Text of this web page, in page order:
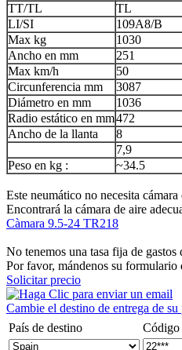
TT/TL
TL
LI/SI
109A8/B
Max kg
1030
Ancho en mm
251
Max km/h
50
Circunferencia mm
3087
Diámetro en mm
1036
Radio estático en mm472
Ancho de la llanta
8
7,9
Peso en kg :
~34.5
Este neumático no necesita
Encontrará la cámara de aire
Càmara 9.5-24 TR218
No tenemos una tasa fija de
Por favor, mándenos su formulario
Solicitar precio
Cambie el destino de entrega de su
País de destino
Código